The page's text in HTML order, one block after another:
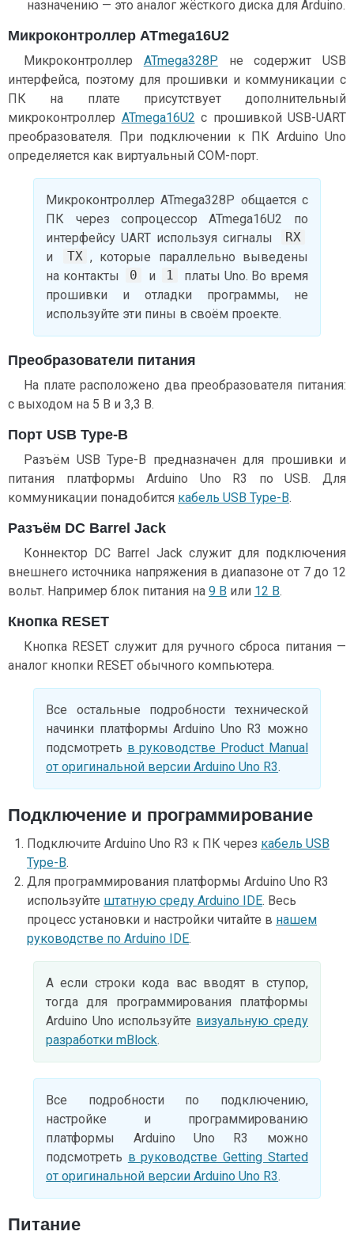
назначению — это аналог жёсткого диска для Arduino.
Микроконтроллер ATmega16U2
Микроконтроллер ATmega328P не содержит USB
интерфейса, поэтому для прошивки и коммуникации с
ПК на плате присутствует дополнительный
микроконтроллер ATmega16U2 с прошивкой USB-UART
преобразователя. При подключении к ПК Arduino Uno
определяется как виртуальный COM-порт.
Микроконтроллер ATmega328P общается с
ПК через сопроцессор ATmega16U2 по
интерфейсу UART используя сигналы
RX
и
TX , которые параллельно выведены
на контакты
0 и 1
платы Uno. Во время
прошивки и отладки программы, не
используйте эти пины в своём проекте.
Преобразователи питания
На плате расположено два преобразователя питания:
с выходом на 5 В и 3,3 В.
Порт USB Type-B
Разъём USB Type-B предназначен для прошивки и
питания платформы Arduino Uno R3 по USB. Для
коммуникации понадобится кабель USB Type-B.
Разъём DC Barrel Jack
Коннектор DC Barrel Jack служит для подключения
внешнего источника напряжения в диапазоне от 7 до 12
вольт. Например блок питания на 9 В или 12 В.
Кнопка RESET
Кнопка RESET служит для ручного сброса питания —
аналог кнопки RESET обычного компьютера.
Все остальные подробности технической
начинки платформы Arduino Uno R3 можно
подсмотреть в руководстве Product Manual
от оригинальной версии Arduino Uno R3.
Подключение и программирование
Подключите Arduino Uno R3 к ПК через кабель USB
Type-B.
Для программирования платформы Arduino Uno R3
используйте штатную среду Arduino IDE. Весь
процесс установки и настройки читайте в нашем
руководстве по Arduino IDE.
А если строки кода вас вводят в ступор,
тогда для программирования платформы
Arduino Uno используйте визуальную среду
разработки mBlock.
Все подробности по подключению,
настройке и программированию
платформы Arduino Uno R3 можно
подсмотреть в руководстве Getting Started
от оригинальной версии Arduino Uno R3.
Питание